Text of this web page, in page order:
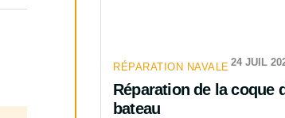
RÉPARATION NAVALE 24 JUIL
Réparation de la coque
bateau